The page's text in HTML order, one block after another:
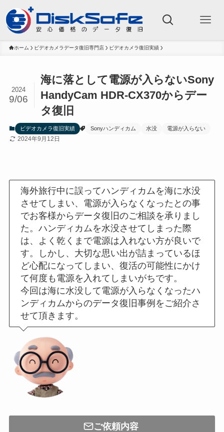
ホーム ビデオカメラデータ復旧専門店 ビデオカメラ復旧実績
海に落として電源が入らないSony
HandyCam HDR-CX370からデー
タ復旧
2024
9/06
ビデオカメラ復旧実績 Sonyハンディカム 水没 電源が入らない
2024年9月12日
海外旅行中に誤ってハンディカムを海に水没
させてしまい、電源が入らなくなったとの事
でお客様からデータ復旧のご相談を承りまし
た。ハンディカムを水没させてしまった際
は、よく乾くまで電源は入れない方が良いで
す。しかし、大切な思い出が詰まっているほ
ど心配になってしまい、復活の可能性にかけ
て何度も電源を入れてしまいがちです。
今回は海に水没して電源が入らなくなったハ
ンディカムからのデータ復旧事例をご紹介さ
せて頂きます。
ご依頼内容